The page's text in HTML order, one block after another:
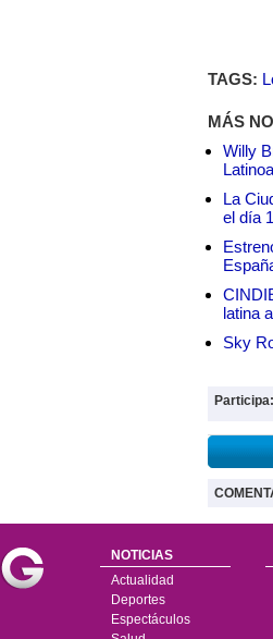
TAGS:
MÁS
Willy
La
el día
latina
Sky
Participa:
NOTICIAS
Actualidad
Deportes
Espectáculos